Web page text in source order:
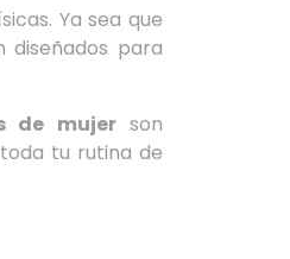
Ya sea que
diseñados para
de mujerson
tu rutina de